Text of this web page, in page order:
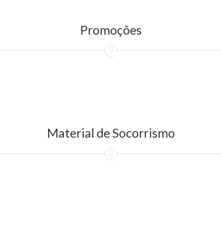
Promoções
Material de Socorrismo